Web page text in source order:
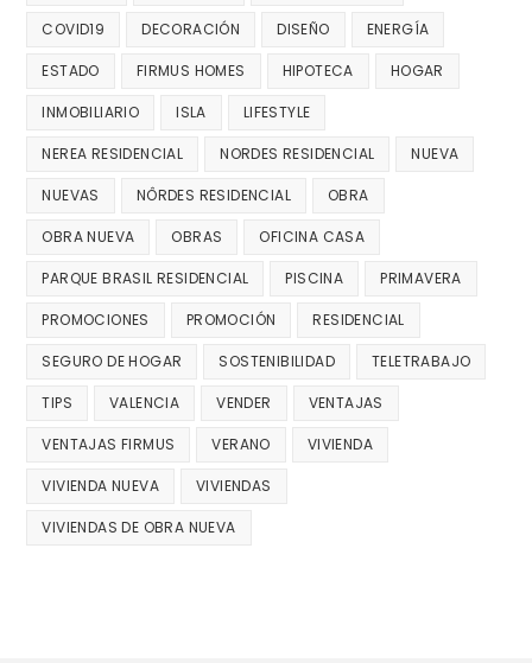
COVID19 DECORACIÓN DISEÑO ENERGÍA
ESTADO FIRMUS HOMES HIPOTECA HOGAR
INMOBILIARIO ISLA LIFESTYLE
NEREA RESIDENCIAL NORDES RESIDENCIAL NUEVA
NUEVAS NÔRDES RESIDENCIAL OBRA
OBRA NUEVA OBRAS OFICINA CASA
PARQUE BRASIL RESIDENCIAL PISCINA PRIMAVERA
PROMOCIONES PROMOCIÓN RESIDENCIAL
SEGURO DE HOGAR SOSTENIBILIDAD TELETRABAJO
TIPS VALENCIA VENDER VENTAJAS
VENTAJAS FIRMUS VERANO VIVIENDA
VIVIENDA NUEVA VIVIENDAS
VIVIENDAS DE OBRA NUEVA